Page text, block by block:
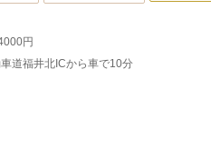
円
道福井北ICから車で10分